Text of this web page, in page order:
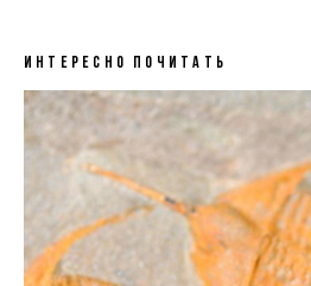
ИНТЕРЕСНО ПОЧИТАТЬ